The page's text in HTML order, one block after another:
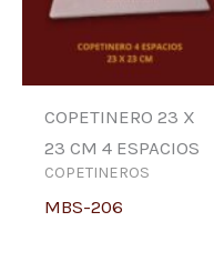
COPETINERO 23 X
23 CM 4 ESPACIOS
COPETINEROS
MBS-206